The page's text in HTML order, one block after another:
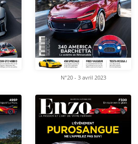
N°20 - 3 avril 2023